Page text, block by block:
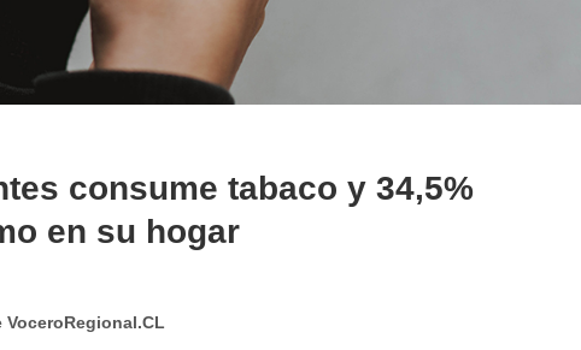
consume tabaco y 34,5%
en su hogar